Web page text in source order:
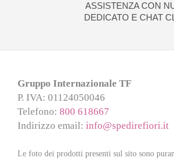
ASSISTENZA CON
DEDICATO E CHAT
Gruppo Internazionale TF
P. IVA: 01124050046
Telefono: 800 618667
Indirizzo email: info@spedirefiori.it
Le foto dei prodotti presenti sul sito sono